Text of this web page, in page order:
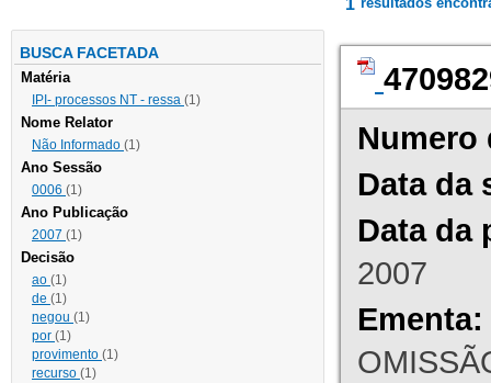
BUSCA FACETADA
Matéria
IPI- processos NT - ressa (1)
Nome Relator
Não Informado (1)
Ano Sessão
0006 (1)
Ano Publicação
2007 (1)
Decisão
ao (1)
de (1)
negou (1)
por (1)
provimento (1)
recurso (1)
1
Numero
Data da
Data da
2007
Ementa: